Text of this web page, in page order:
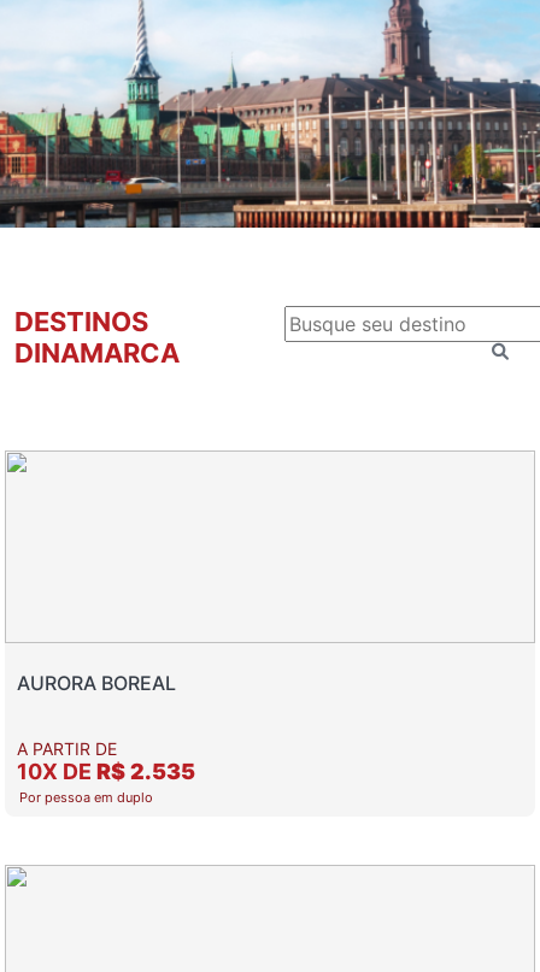
DESTINOS
DINAMARCA
AURORA BOREAL
A PARTIR DE
10X DE R$ 2.535
Por pessoa em duplo